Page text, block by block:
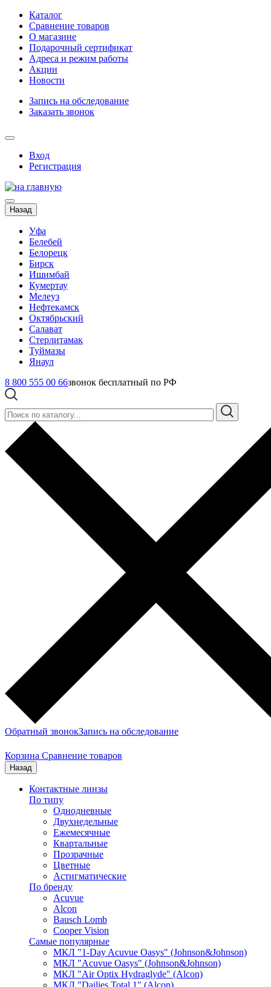
Каталог
Сравнение товаров
О магазине
Подарочный сертификат
Адреса и режим работы
Акции
Новости
Запись на обследование
Заказать звонок
Вход
Регистрация
Назад
Уфа
Белебей
Белорецк
Бирск
Ишимбай
Кумертау
Мелеуз
Нефтекамск
Октябрьский
Салават
Стерлитамак
Туймазы
Янаул
8 800 555 00 66звонок бесплатный по РФ
Обратный звонокЗапись на обследование
Корзина Сравнение товаров
Назад
Контактные линзы
По типу
Однодневные
Двухнедельные
Ежемесячные
Квартальные
Прозрачные
Цветные
Астигматические
По бренду
Acuvue
Alcon
Bausch Lomb
Cooper Vision
Самые популярные
МКЛ "1-Day Acuvue Oasys" (Johnson&Johnson)
МКЛ "Acuvue Oasys" (Johnson&Johnson)
МКЛ "Air Optix Hydraglyde" (Alcon)
МКЛ "Dailies Total 1" (Alcon)